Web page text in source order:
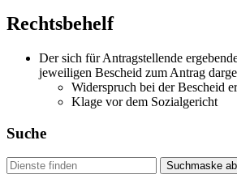
Rechtsbehelf
Der sich für Antragstellende
jeweiligen Bescheid zum Antrag
Widerspruch bei der Bescheid
Klage vor dem Sozialgericht
Suche
Suchmaske